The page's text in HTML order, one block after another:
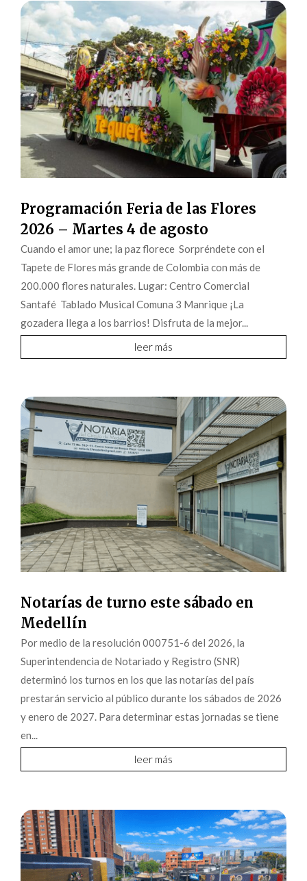
Programación Feria de las Flores
2026 – Martes 4 de agosto
Cuando el amor une; la paz florece Sorpréndete con el
Tapete de Flores más grande de Colombia con más de
200.000 flores naturales. Lugar: Centro Comercial
Santafé Tablado Musical Comuna 3 Manrique ¡La
gozadera llega a los barrios! Disfruta de la mejor...
leer más
Notarías de turno este sábado en
Medellín
Por medio de la resolución 000751-6 del 2026, la
Superintendencia de Notariado y Registro (SNR)
determinó los turnos en los que las notarías del país
prestarán servicio al público durante los sábados de 2026
y enero de 2027. Para determinar estas jornadas se tiene
en...
leer más